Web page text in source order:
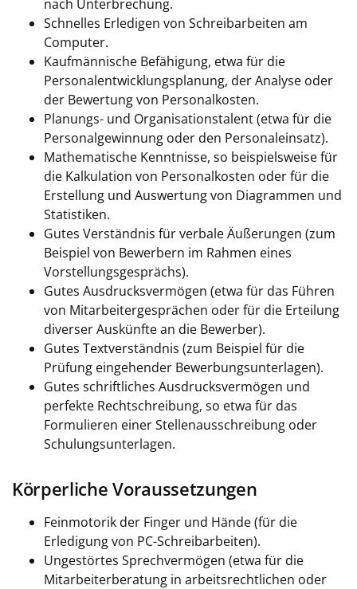
nach Unterbrechung.
Schnelles Erledigen von Schreibarbeiten am
Computer.
Kaufmännische Befähigung, etwa für die
Personalentwicklungsplanung, der Analyse oder
der Bewertung von Personalkosten.
Planungs- und Organisationstalent (etwa für die
Personalgewinnung oder den Personaleinsatz).
Mathematische Kenntnisse, so beispielsweise für
die Kalkulation von Personalkosten oder für die
Erstellung und Auswertung von Diagrammen und
Statistiken.
Gutes Verständnis für verbale Äußerungen (zum
Beispiel von Bewerbern im Rahmen eines
Vorstellungsgesprächs).
Gutes Ausdrucksvermögen (etwa für das Führen
von Mitarbeitergesprächen oder für die Erteilung
diverser Auskünfte an die Bewerber).
Gutes Textverständnis (zum Beispiel für die
Prüfung eingehender Bewerbungsunterlagen).
Gutes schriftliches Ausdrucksvermögen und
perfekte Rechtschreibung, so etwa für das
Formulieren einer Stellenausschreibung oder
Schulungsunterlagen.
Körperliche Voraussetzungen
Feinmotorik der Finger und Hände (für die
Erledigung von PC-Schreibarbeiten).
Ungestörtes Sprechvermögen (etwa für die
Mitarbeiterberatung in arbeitsrechtlichen oder